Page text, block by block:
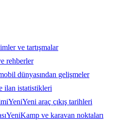
ve tartışmalar
rehberler
dünyasından gelişmeler
ilan istatistikleri
YeniYeni araç çıkış tarihleri
YeniKamp ve karavan noktaları